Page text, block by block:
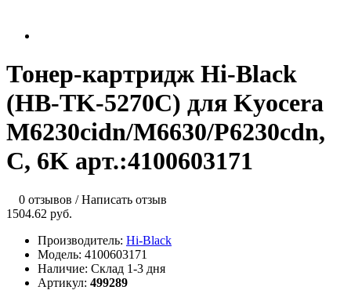
Тонер-картридж Hi-Black
(HB-TK-5270C) для Kyocera
M6230cidn/M6630/P6230cdn,
C, 6K арт.:4100603171
0 отзывов /Написать отзыв
1504.62 руб.
Производитель: Hi-Black
Модель: 4100603171
Наличие: Склад 1-3 дня
Артикул: 499289